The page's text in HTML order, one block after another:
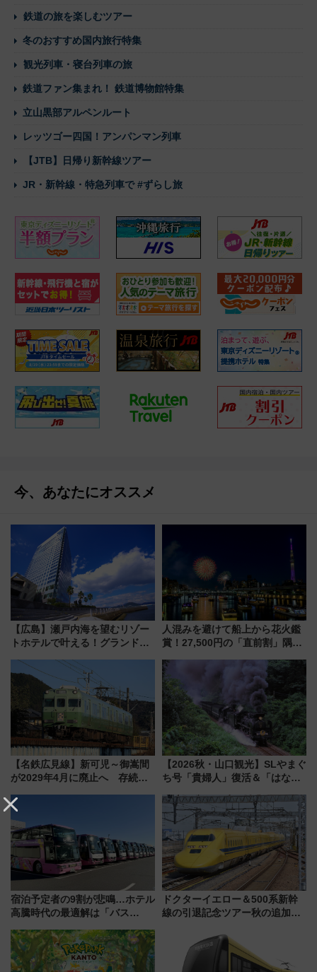
鉄道の旅を楽しむツアー
冬のおすすめ国内旅行特集
観光列車・寝台列車の旅
鉄道ファン集まれ！ 鉄道博物館特集
立山黒部アルペンルート
レッツゴー四国！アンパンマン列車
【JTB】日帰り新幹線ツアー
JR・新幹線・特急列車で #ずらし旅
今、あなたにオススメ
【広島】瀬戸内海を望むリゾー
トホテルで叶える！グランドプ
ディング＆カジュアルパーティ
ープラン
人混みを避けて船上から花火鑑
賞！27,500円の「直前割」隅田
メも持ち込みOK
【名鉄広見線】新可児～御嵩間
が2029年4月に廃止へ 存続協
【2026秋・山口観光】SLやまぐ
ち号「貴婦人」復活＆「はなあ
注目観光列車まとめ きっぷの取
り方は？
宿泊予定者の9割が悲鳴…ホテル
高騰時代の最適解は「バス
した、推し活遠征や観光時のリ
アルな懐事情
ドクターイエロー＆500系新幹
線の引退記念ツアー秋の追加企
ホテル情報まとめ